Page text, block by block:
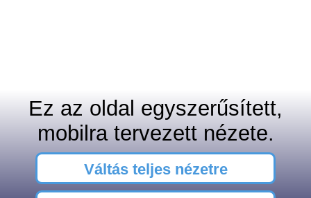
Ez az oldal egyszerűsített,
mobilra tervezett nézete.
Váltás teljes nézetre